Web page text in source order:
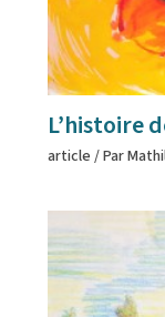
L’histoire
article / Par